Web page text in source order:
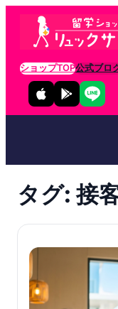
ショップTOP公式ブロ
タグ:接